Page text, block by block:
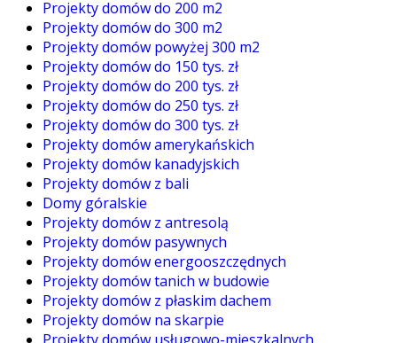
Projekty domów do 200 m2
Projekty domów do 300 m2
Projekty domów powyżej 300 m2
Projekty domów do 150 tys. zł
Projekty domów do 200 tys. zł
Projekty domów do 250 tys. zł
Projekty domów do 300 tys. zł
Projekty domów amerykańskich
Projekty domów kanadyjskich
Projekty domów z bali
Domy góralskie
Projekty domów z antresolą
Projekty domów pasywnych
Projekty domów energooszczędnych
Projekty domów tanich w budowie
Projekty domów z płaskim dachem
Projekty domów na skarpie